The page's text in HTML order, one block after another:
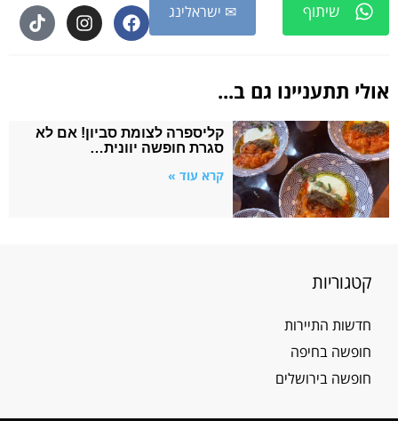
שיתוף ✉ ישראלינג
אולי תתעניינו גם ב...
קליספרה לצומת סביון! אם לא
סגרת חופשה יוונית…
קרא עוד »
קטגוריות
חדשות התיירות
חופשה בחיפה
חופשה בירושלים